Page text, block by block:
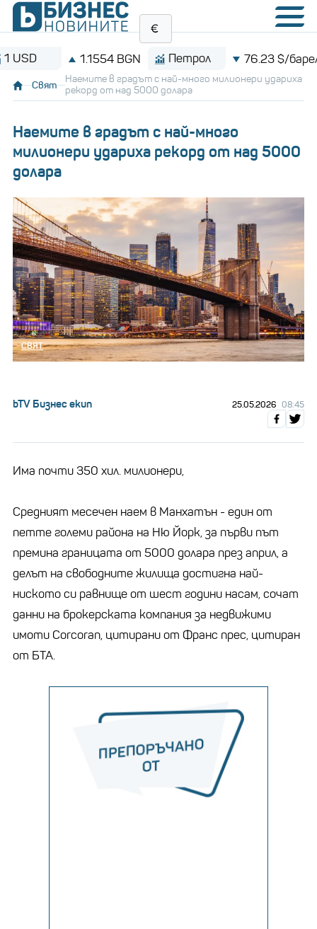
1.1554 BGN Петрол 76.23 $/барел
Свят
Наемите в градът с най-много милионери удариха
рекорд от над 5000 долара
Наемите в градът с най-много
милионери удариха рекорд от над 5000
долара
СВЯТ
bTV Бизнес екип 25.05.2026 08:45
Има почти 350 хил. милионери,
Средният месечен наем в Манхатън - един от
петте големи района на Ню Йорк, за първи път
премина границата от 5000 долара през април, а
делът на свободните жилища достигна най-
ниското си равнище от шест години насам, сочат
данни на брокерската компания за недвижими
имоти Corcoran, цитирани от Франс прес, цитиран
от БТА.